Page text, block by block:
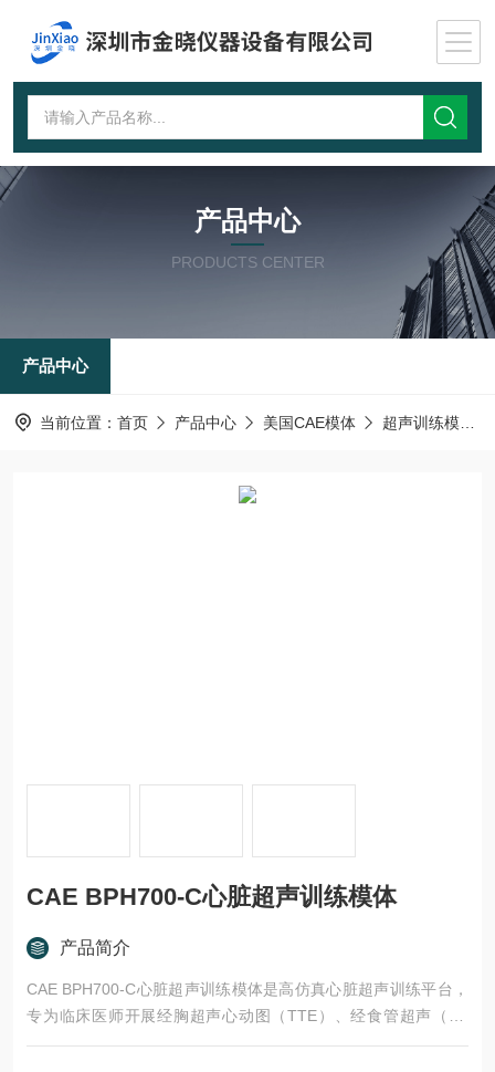
产品中心
PRODUCTS CENTER
产品中心
当前位置： 首页 产品中心 美国CAE模体 超声训练模体
CAE BPH700-C心脏超声训练模体
产品简介
CAE BPH700-C心脏超声训练模体是高仿真心脏超声训练平台，
专为临床医师开展经胸超声心动图（TTE）、经食管超声（TE
E）及超声引导下心包穿刺术的技能培训设计。模体采用透明组